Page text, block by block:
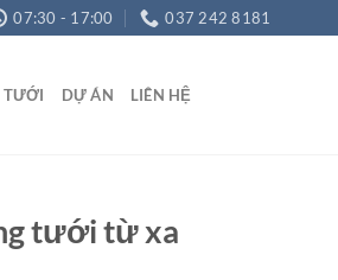
07:30 - 17:00 037 242 8181
TƯỚI DỰ ÁN LIÊN HỆ
tưới từ xa